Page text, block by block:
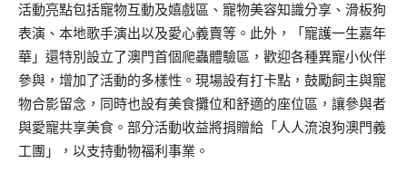
活動亮點包括寵物互動及嬉戲區、寵物美容知識分享、滑板狗
表演、本地歌手演出以及愛心義賣等。此外，「寵護一生嘉年
華」還特別設立了澳門首個爬蟲體驗區，歡迎各種異寵小伙伴
參與，增加了活動的多樣性。現場設有打卡點，鼓勵飼主與寵
物合影留念，同時也設有美食攤位和舒適的座位區，讓參與者
與愛寵共享美食。部分活動收益將捐贈給「人人流浪狗澳門義
工團」，以支持動物福利事業。